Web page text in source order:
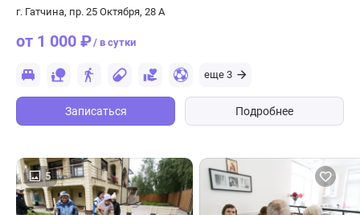
г. Гатчина, пр. 25 Октября, 28 А
от 1 000 ₽/ в сутки
еще 3
Записаться Подробнее
5